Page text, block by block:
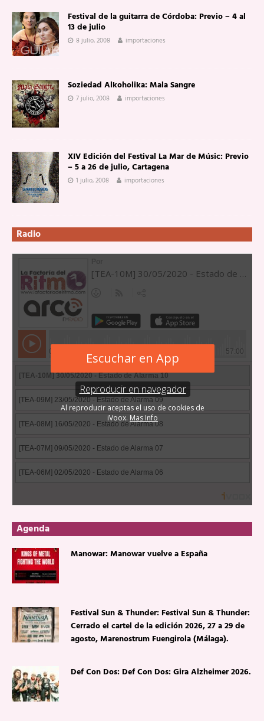
Festival de la guitarra de Córdoba: Previo – 4 al
13 de julio
8 julio, 2008 importaciones
Soziedad Alkoholika: Mala Sangre
7 julio, 2008 importaciones
XIV Edición del Festival La Mar de Músic: Previo
– 5 a 26 de julio, Cartagena
1 julio, 2008 importaciones
Radio
Agenda
Manowar: Manowar vuelve a España
Festival Sun & Thunder: Festival Sun & Thunder:
Cerrado el cartel de la edición 2026, 27 a 29 de
agosto, Marenostrum Fuengirola (Málaga).
Def Con Dos: Def Con Dos: Gira Alzheimer 2026.